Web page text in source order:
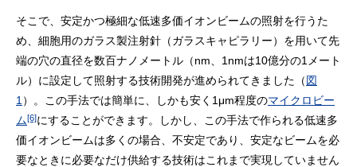
そこで、安定かつ極細な低速多価イオンビームの照射を行うた
め、細胞用のガラス製注射針（ガラスキャピラリー）を用いて先
端の穴の直径を数百ナノメートル（nm、1nmは10億分の1メート
ル）に設定して照射する技術開発が進められてきました（図
1 ）。この手法では簡単に、しかも安く1μm程度のマイクロビー
ム[6]にすることができます。しかし、この手法で作られる低速多
価イオンビームは多くの場合、不安定であり、安定なビームを必
要なときに必要なだけ供給する技術はこれまで実現していません